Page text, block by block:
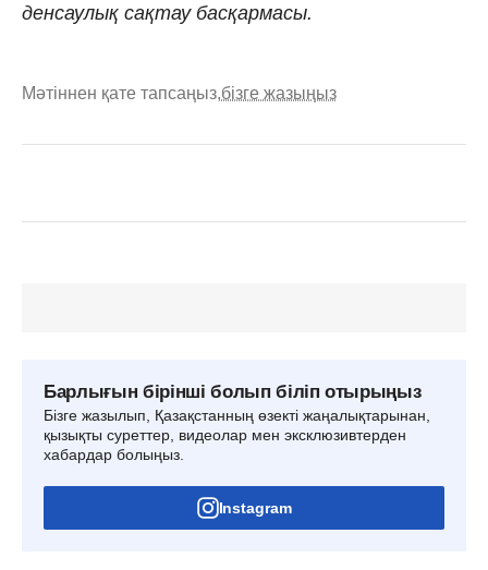
денсаулық сақтау басқармасы.
Мәтіннен қате тапсаңыз,бізге жазыңыз
Барлығын бірінші болып біліп отырыңыз
Бізге жазылып, Қазақстанның өзекті жаңалықтарынан,
қызықты суреттер, видеолар мен эксклюзивтерден
хабардар болыңыз.
Instagram